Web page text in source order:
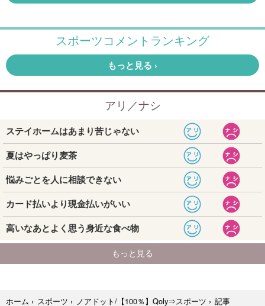
ホーム › スポーツ › ノアドット/【100％】Qoly⇒スポーツ › 記事